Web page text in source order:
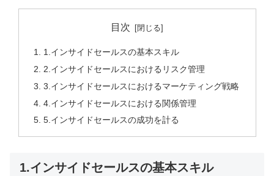
目次
1.インサイドセールスの基本スキル
2.インサイドセールスにおけるリスク管理
3.インサイドセールスにおけるマーケティング戦略
4.インサイドセールスにおける関係管理
5.インサイドセールスの成功を計る
1.インサイドセールスの基本スキル